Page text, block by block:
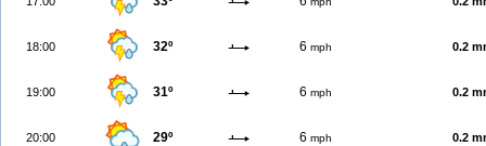
18:00 32º 6 mph 0.2
19:00 31º 6 mph 0.2
20:00 29º 6 mph 0.2